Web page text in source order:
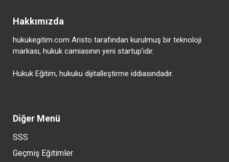
Hakkımızda
hukukegitim.com Aristo tarafından kurulmuş bir teknoloji
markası, hukuk camiasının yeni startup’ıdır.
Hukuk Eğitim, hukuku dijitalleştirme iddiasındadır.
Diğer Menü
SSS
Geçmiş Eğitimler